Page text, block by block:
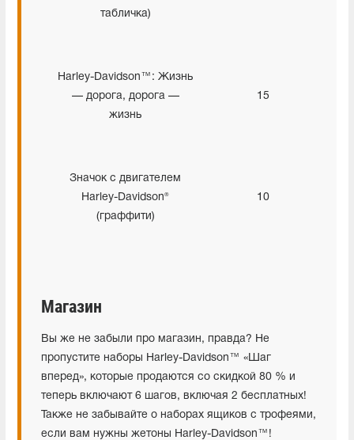
табличка)
Harley-Davidson™: Жизнь
— дорога, дорога —
жизнь
15
Значок с двигателем
Harley-Davidson®
(граффити)
10
Магазин
Вы же не забыли про магазин, правда? Не
пропустите наборы Harley-Davidson™ «Шаг
вперед», которые продаются со скидкой 80 % и
теперь включают 6 шагов, включая 2 бесплатных!
Также не забывайте о наборах ящиков с трофеями,
если вам нужны жетоны Harley-Davidson™!